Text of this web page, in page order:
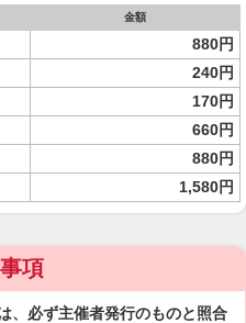
金額
880円
240円
170円
660円
880円
1,580円
項
、必ず主催者発行のものと照合